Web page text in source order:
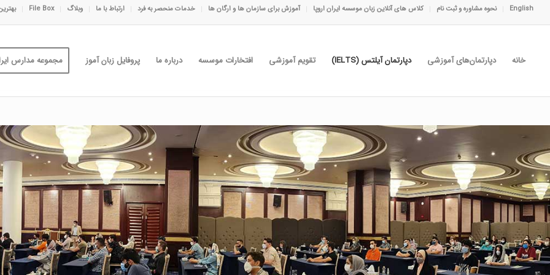
English نحوه مشاوره و ثبت نام کلاس های آنلاین زبان موسسه ایران اروپا آموزش برای سازمان ها و ارگان ها خدمات منحصر به فرد ارتباط با ما وبلاگ File Box
خانه دپارتمان‌های آموزشی دپارتمان آیلتس (IELTS) تقویم آموزشی افتخارات موسسه درباره ما پروفایل زبان آموز مجموعه مدارس